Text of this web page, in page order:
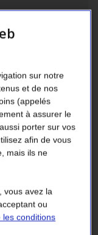
®ont été mis à
de
minimale
sur notre
et de nos
(appelés
à assurer le
porter sur vos
afin de vous
mais ils ne
vous avez la
ou
les conditions